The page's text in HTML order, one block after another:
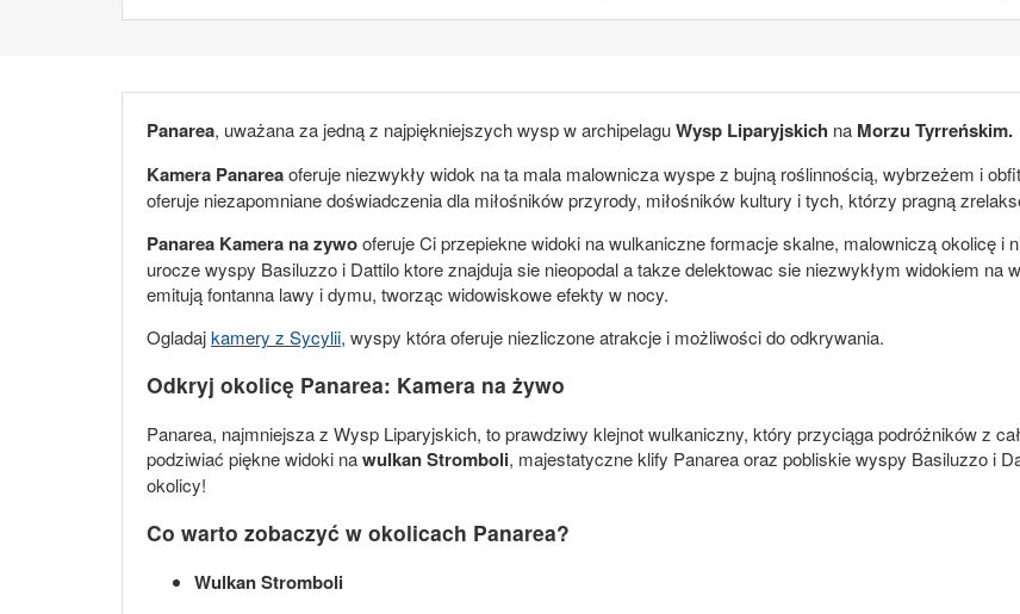
Panarea, uważana za jedną z najpiękniejszych wysp w archipelaguWysp Liparyjskich na Morzu Tyrreńskim.
Kamera Panareaoferuje niezwykły widok na ta mala malownicza wyspe z bujną roślinnością, wybrzeżem i
oferuje niezapomniane doświadczenia dla miłośników przyrody, miłośników kultury i tych, którzy pragną
Panarea Kamera na zywooferuje Ci przepiekne widoki na wulkaniczne formacje skalne, malowniczą okolicę i
urocze wyspy Basiluzzo i Dattilo ktore znajduja sie nieopodal a takze delektowac sie niezwykłym widokiem na
emitują fontanna lawy i dymu, tworząc widowiskowe efekty w nocy.
Ogladajkamery z Sycylii, wyspy która oferuje niezliczone atrakcje i możliwości do odkrywania.
Odkryj okolicę Panarea: Kamera na żywo
Panarea, najmniejsza z Wysp Liparyjskich, to prawdziwy klejnot wulkaniczny, który przyciąga podróżników z
podziwiać piękne widoki nawulkan Stromboli, majestatyczne klify Panarea oraz pobliskie wyspy Basiluzzo i
okolicy!
Co warto zobaczyć w okolicach Panarea?
Wulkan Stromboli